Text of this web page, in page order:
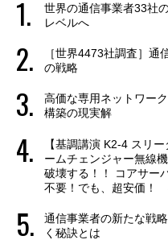
世界の通信事業者33社
レベルへ
［世界4473社調査］通
の戦略
高価な専用ネットワー
構築の現実解
【基調講演 K2-4 スリ
ームチェンジャー無線
破壊する！！ コアサー
不要！でも、超安価！
通信事業者の新たな戦
く秘訣とは